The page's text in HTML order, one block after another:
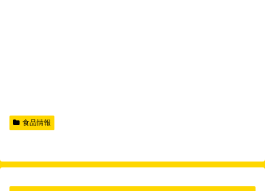
食品情報